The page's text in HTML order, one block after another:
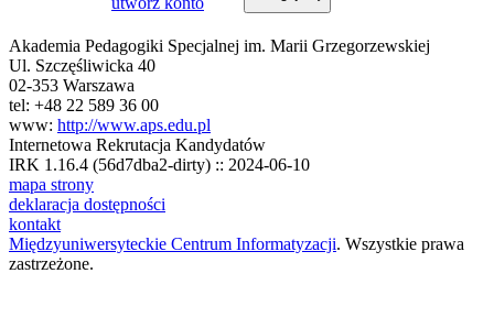
Akademia Pedagogiki Specjalnej im. Marii Grzegorzewskiej
Ul. Szczęśliwicka 40
02-353 Warszawa
tel: +48 22 589 36 00
www: http://www.aps.edu.pl
Internetowa Rekrutacja Kandydatów
IRK 1.16.4 (56d7dba2-dirty) :: 2024-06-10
mapa strony
deklaracja dostępności
kontakt
Międzyuniwersyteckie Centrum Informatyzacji. Wszystkie prawa
zastrzeżone.